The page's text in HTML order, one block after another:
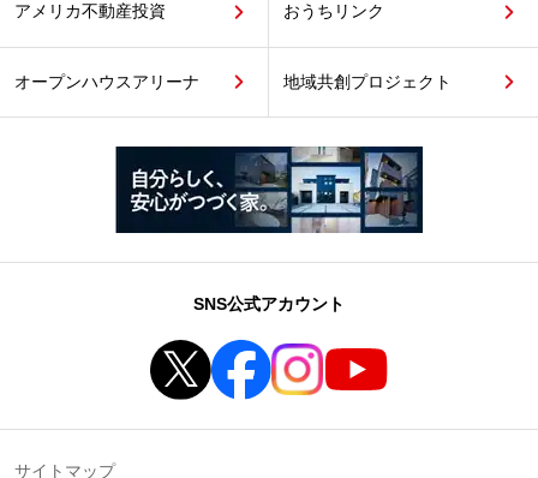
アメリカ不動産投資 おうちリンク
オープンハウスアリーナ 地域共創プロジェクト
SNS公式アカウント
サイトマップ